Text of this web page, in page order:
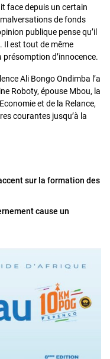
face depuis un certain
de fonds
publique pense qu’il
Il est tout de même
présomption d’innocence.
Ali Bongo Ondimba l’a
Roboty, épouse Mbou, la
et de la Relance,
courantes jusqu’à la
sur la formation des
cause un